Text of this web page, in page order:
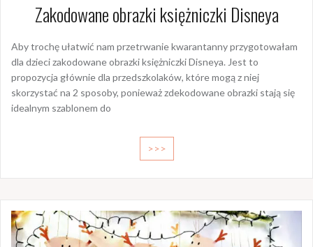
Zakodowane obrazki księżniczki Disneya
Aby trochę ułatwić nam przetrwanie kwarantanny przygotowałam
dla dzieci zakodowane obrazki księżniczki Disneya. Jest to
propozycja głównie dla przedszkolaków, które mogą z niej
skorzystać na 2 sposoby, ponieważ zdekodowane obrazki stają się
idealnym szablonem do
>>>